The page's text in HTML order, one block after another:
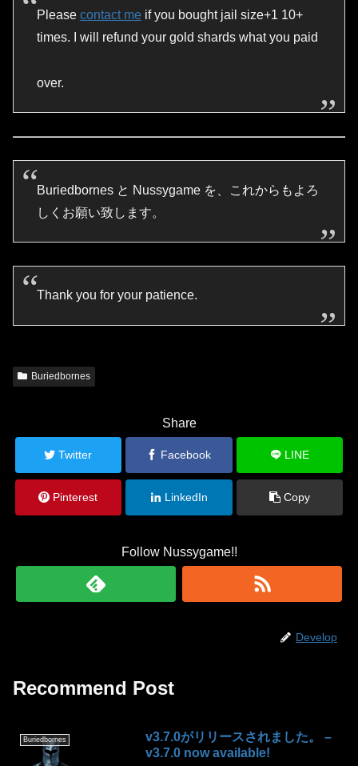
Please contact meif you bought jail size+1 10+
times. I will refund your gold shards what you paid
over.
Buriedbornes と Nussygame を、これからもよろ
しくお願い致します。
Thank you for your patience.
Buriedbornes
Share
Twitter Facebook LINE
Pinterest LinkedIn Copy
Follow Nussygame!!
Develop
Recommend Post
Buriedbornes
v3.7.0がリリースされました。 –
v3.7.0 now available!